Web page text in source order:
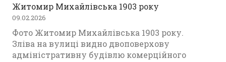
Житомир Михайлівська 1903 року
09.02.2026
Фото Житомир Михайлівська 1903 року.
Зліва на вулиці видно двоповерхову
адміністративну будівлю комерційного